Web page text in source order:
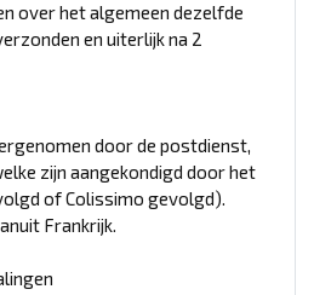
over het algemeen dezelfde
en uiterlijk na 2
door de postdienst,
zijn aangekondigd door het
of Colissimo gevolgd).
Frankrijk.